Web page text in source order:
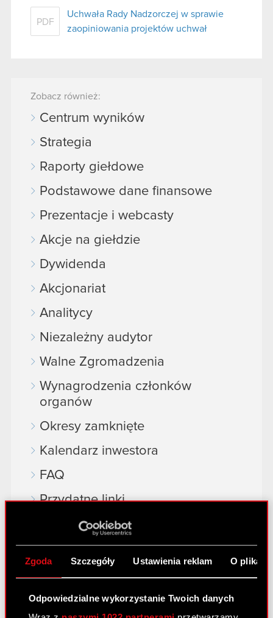
Zgoda Szczegóły Ustawienia reklam O
Odpowiedzialne wykorzystanie Twoich danych
PDF
Uchwała Rady Nadzorczej w sprawie
zaopiniowania projektów uchwał
Zobacz również:
Centrum wyników
Strategia
Raporty giełdowe
Podstawowe dane finansowe
Prezentacje i webcasty
Akcje na giełdzie
Dywidenda
Akcjonariat
Analitycy
Niezależny audytor
Walne Zgromadzenia
Wynagrodzenia członków
organów
Okresy zamknięte
Kalendarz inwestora
FAQ
Przydatne linki
Kontakt IR
Dowiedz się więcej:
cyberpunk.net